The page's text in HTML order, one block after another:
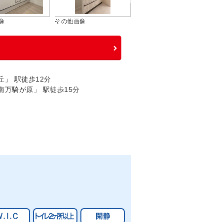
その他画像
」 駅徒歩12分
万騎が原」 駅徒歩15分